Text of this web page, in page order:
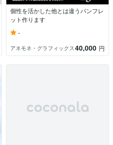
個性を活かした他とは違うパンフレ
ット作ります
-
アネモネ・グラフィックス40,000 円